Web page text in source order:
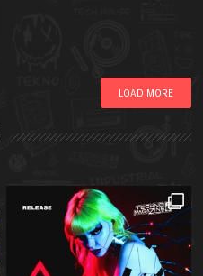
LOAD MORE